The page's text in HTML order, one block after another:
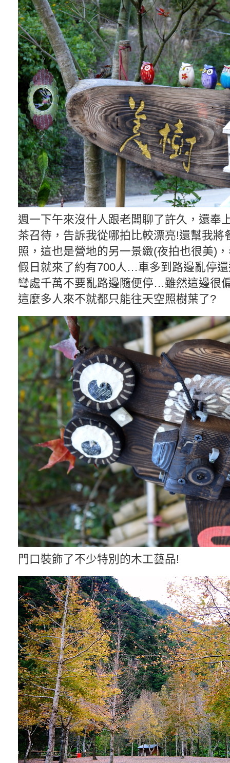
週一下午來沒什人跟老闆聊了許久，還奉
茶召待，告訴我從哪拍比較漂亮!還幫我將
照，這也是營地的另一景緻(夜拍也很美)
假日就來了約有700人…車多到路邊亂停
彎處千萬不要亂路邊隨便停…雖然這邊很
這麼多人來不就都只能往天空照樹葉了?
門口裝飾了不少特別的木工藝品!